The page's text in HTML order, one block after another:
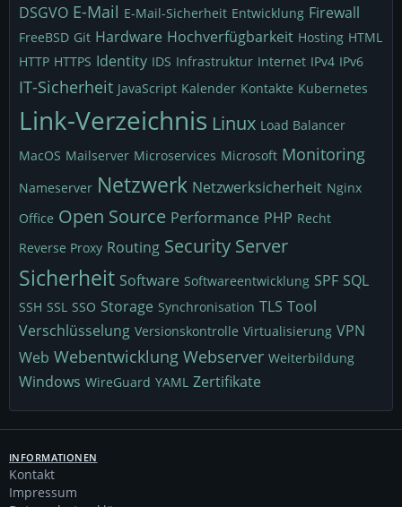
DSGVO E-Mail E-Mail-Sicherheit Entwicklung Firewall
FreeBSD Git Hardware Hochverfügbarkeit Hosting HTML
HTTP HTTPS Identity IDS Infrastruktur Internet IPv4 IPv6
IT-Sicherheit JavaScript Kalender Kontakte Kubernetes
Link-Verzeichnis Linux Load Balancer
MacOS Mailserver Microservices Microsoft Monitoring
Nameserver Netzwerk Netzwerksicherheit Nginx
Office Open Source Performance PHP Recht
Reverse Proxy Routing Security Server
Sicherheit Software Softwareentwicklung SPF SQL
SSH SSL SSO Storage Synchronisation TLS Tool
Verschlüsselung Versionskontrolle Virtualisierung VPN
Web Webentwicklung Webserver Weiterbildung
Windows WireGuard YAML Zertifikate
INFORMATIONEN
Kontakt
Impressum